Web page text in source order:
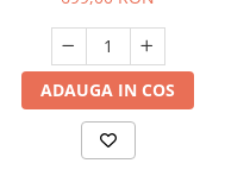
ADAUGA IN COS